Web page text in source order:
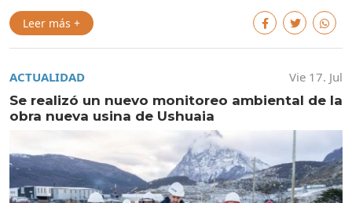
Leer más +
ACTUALIDAD
Vie 17. Jul
Se realizó un nuevo monitoreo ambiental de la
obra nueva usina de Ushuaia